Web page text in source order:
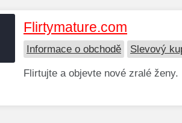
Flirtymature.com
Informace o obchodě Slevový
Flirtujte a objevte nové zralé ženy.